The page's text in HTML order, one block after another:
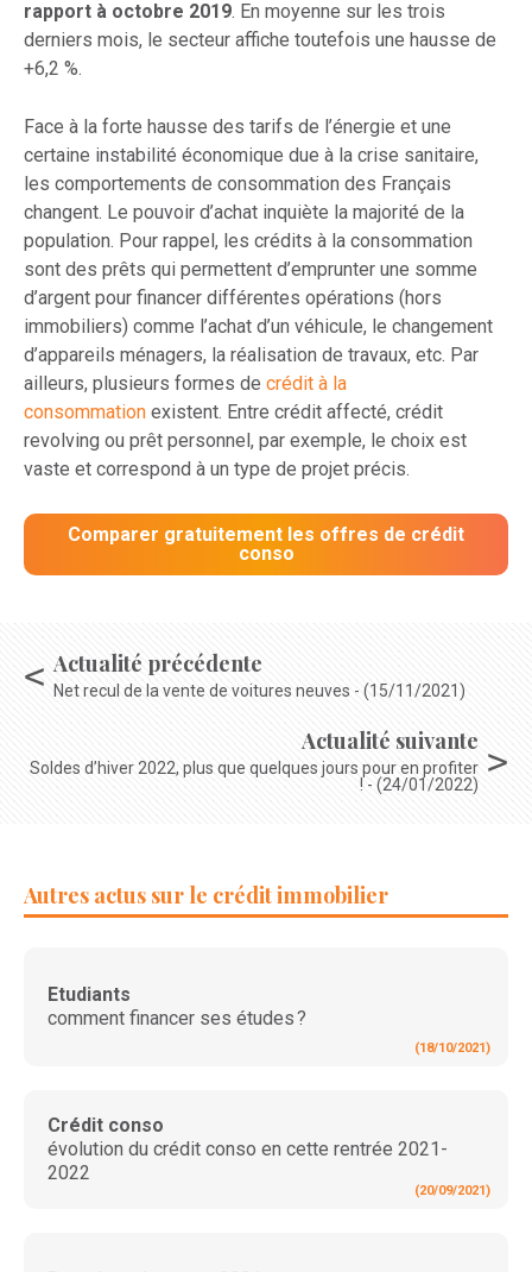
rapport à octobre 2019. En moyenne sur les trois
derniers mois, le secteur affiche toutefois une hausse de
+6,2 %.
Face à la forte hausse des tarifs de l’énergie et une
certaine instabilité économique due à la crise sanitaire,
les comportements de consommation des Français
changent. Le pouvoir d’achat inquiète la majorité de la
population. Pour rappel, les crédits à la consommation
sont des prêts qui permettent d’emprunter une somme
d’argent pour financer différentes opérations (hors
immobiliers) comme l’achat d’un véhicule, le changement
d’appareils ménagers, la réalisation de travaux, etc. Par
ailleurs, plusieurs formes de crédit à la
consommation existent. Entre crédit affecté, crédit
revolving ou prêt personnel, par exemple, le choix est
vaste et correspond à un type de projet précis.
Comparer gratuitement les offres de crédit
conso
Actualité précédente
Net recul de la vente de voitures neuves - (15/11/2021)
Actualité suivante
Soldes d’hiver 2022, plus que quelques jours pour en profiter
! - (24/01/2022)
Autres actus sur le crédit immobilier
Etudiants
comment financer ses études ?
(18/10/2021)
Crédit conso
évolution du crédit conso en cette rentrée 2021-
2022
(20/09/2021)